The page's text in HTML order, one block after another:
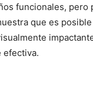
funcionales, pero
que es
efectiva.